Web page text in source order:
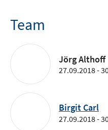
Team
Jörg Althoff
27.09.2018 -
Birgit Carl
27.09.2018 -